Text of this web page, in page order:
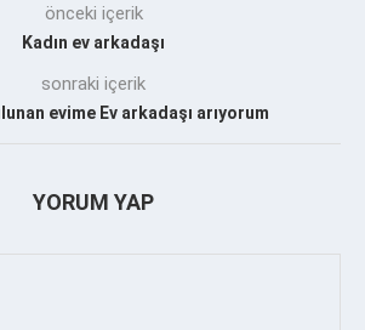
önceki içerik
Kadın ev arkadaşı
sonraki içerik
evime Ev arkadaşı arıyorum
YORUM YAP